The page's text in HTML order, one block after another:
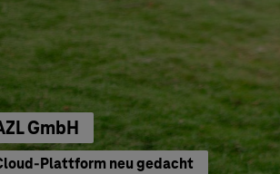
GmbH
Plattform neu gedacht